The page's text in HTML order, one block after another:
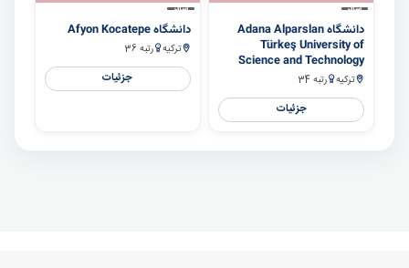
سایر
دانشگاه Adana Alparslan
Türkeş University of
Science and Technology
ترکیه رتبه 34
جزئیات
سایر
دانشگاه Afyon Kocatepe
ترکیه رتبه 36
جزئیات